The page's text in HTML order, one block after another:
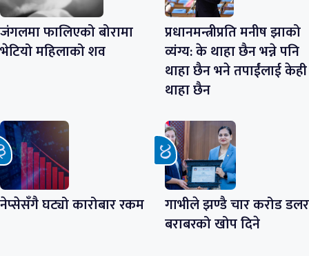
जंगलमा फालिएको बोरामा
भेटियो महिलाको शव
प्रधानमन्त्रीप्रति मनीष झाको
व्यंग्य: के थाहा छैन भन्ने पनि
थाहा छैन भने तपाईंलाई केही
थाहा छैन
नेप्सेसँगै घट्यो कारोबार रकम
गाभीले झण्डै चार करोड डलर
बराबरको खोप दिने